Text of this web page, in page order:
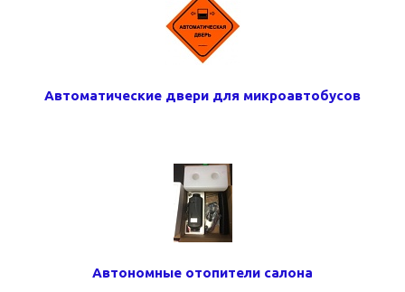
Автоматические двери для микроавтобусов
Автономные отопители салона